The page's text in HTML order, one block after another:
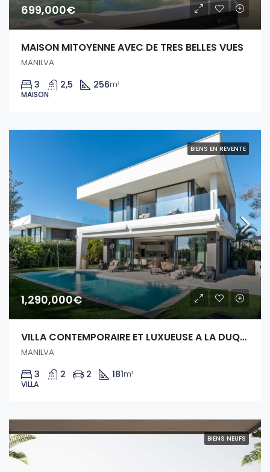
699,000€
MAISON MITOYENNE AVEC DE TRES BELLES VUES
MANILVA
3 2,5 256m²
MAISON
BIENS EN REVENTE
1,290,000€
VILLA CONTEMPORAIRE ET LUXUEUSE A LA DUQUESA
MANILVA
3 2 2 181m²
VILLA
BIENS NEUFS